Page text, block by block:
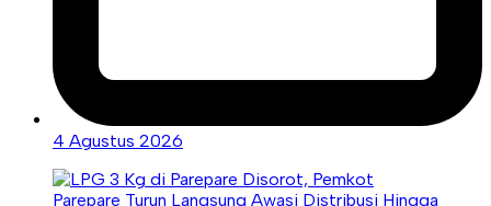
4 Agustus 2026